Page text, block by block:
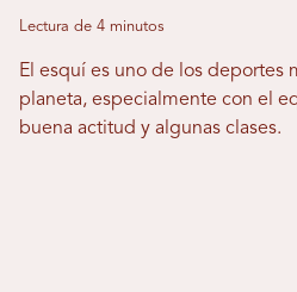
Lectura de 4 minutos
El esquí es uno de los deportes
planeta, especialmente con el
buena actitud y algunas clases.